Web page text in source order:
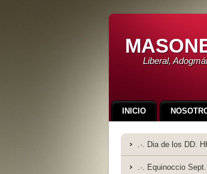
Liberal,
.·. Dia de los DD.
.·. Equinoccio
INICIO
REDES